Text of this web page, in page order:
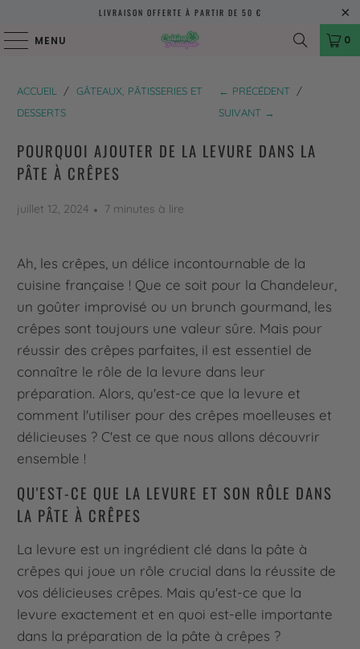
LIVRAISON OFFERTE À PARTIR DE 50 €
MENU 0
ACCUEIL / GÂTEAUX, PÂTISSERIES ET
DESSERTS
← PRÉCÉDENT
/
SUIVANT →
POURQUOI AJOUTER DE LA LEVURE DANS LA
PÂTE À CRÊPES
juillet 12, 2024 7 minutes à lire
Ah, les crêpes, un délice incontournable de la
cuisine française ! Que ce soit pour la Chandeleur,
un goûter improvisé ou un brunch gourmand, les
crêpes sont toujours une valeur sûre. Mais pour
réussir des crêpes parfaites, il est essentiel de
connaître le rôle de la levure dans leur
préparation. Alors, qu'est-ce que la levure et
comment l'utiliser pour des crêpes moelleuses et
délicieuses ? C'est ce que nous allons découvrir
ensemble !
QU'EST-CE QUE LA LEVURE ET SON RÔLE DANS
LA PÂTE À CRÊPES
La levure est un ingrédient clé dans la pâte à
crêpes qui joue un rôle crucial dans la réussite de
vos délicieuses crêpes. Mais qu'est-ce que la
levure exactement et en quoi est-elle importante
dans la préparation de la pâte à crêpes ?